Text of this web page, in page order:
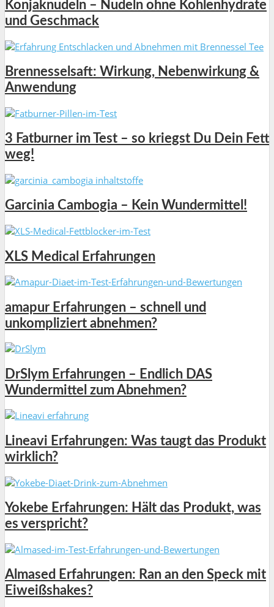
Konjaknudeln – Nudeln ohne Kohlenhydrate
und Geschmack
Brennesselsaft: Wirkung, Nebenwirkung &
Anwendung
3 Fatburner im Test – so kriegst Du Dein Fett
weg!
Garcinia Cambogia – Kein Wundermittel!
XLS Medical Erfahrungen
amapur Erfahrungen – schnell und
unkompliziert abnehmen?
DrSlym Erfahrungen – Endlich DAS
Wundermittel zum Abnehmen?
Lineavi Erfahrungen: Was taugt das Produkt
wirklich?
Yokebe Erfahrungen: Hält das Produkt, was
es verspricht?
Almased Erfahrungen: Ran an den Speck mit
Eiweißshakes?